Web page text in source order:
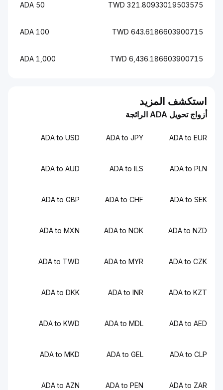
321.80933019503575 TWD
50 ADA
643.6186603900715 TWD
100 ADA
6,436.186603900715 TWD
1,000 ADA
استكشف المزيد
أزواج تحويل ADA الرائجة
ADA to EUR
ADA to JPY
ADA to USD
ADA to PLN
ADA to ILS
ADA to AUD
ADA to SEK
ADA to CHF
ADA to GBP
ADA to NZD
ADA to NOK
ADA to MXN
ADA to CZK
ADA to MYR
ADA to TWD
ADA to KZT
ADA to INR
ADA to DKK
ADA to AED
ADA to MDL
ADA to KWD
ADA to CLP
ADA to GEL
ADA to MKD
ADA to ZAR
ADA to PEN
ADA to AZN